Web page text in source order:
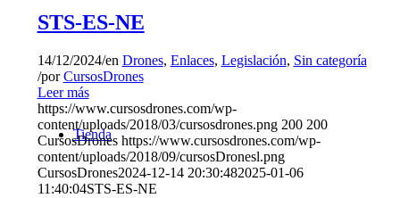
Tienda
STS-ES-NE
14/12/2024/en Drones, Enlaces, Legislación, Sin categoría
/porCursosDrones
Leer más
https://www.cursosdrones.com/wp-
content/uploads/2018/03/cursosdrones.png 200 200
CursosDrones https://www.cursosdrones.com/wp-
content/uploads/2018/09/cursosDronesl.png
CursosDrones2024-12-14 20:30:482025-01-06
11:40:04STS-ES-NE